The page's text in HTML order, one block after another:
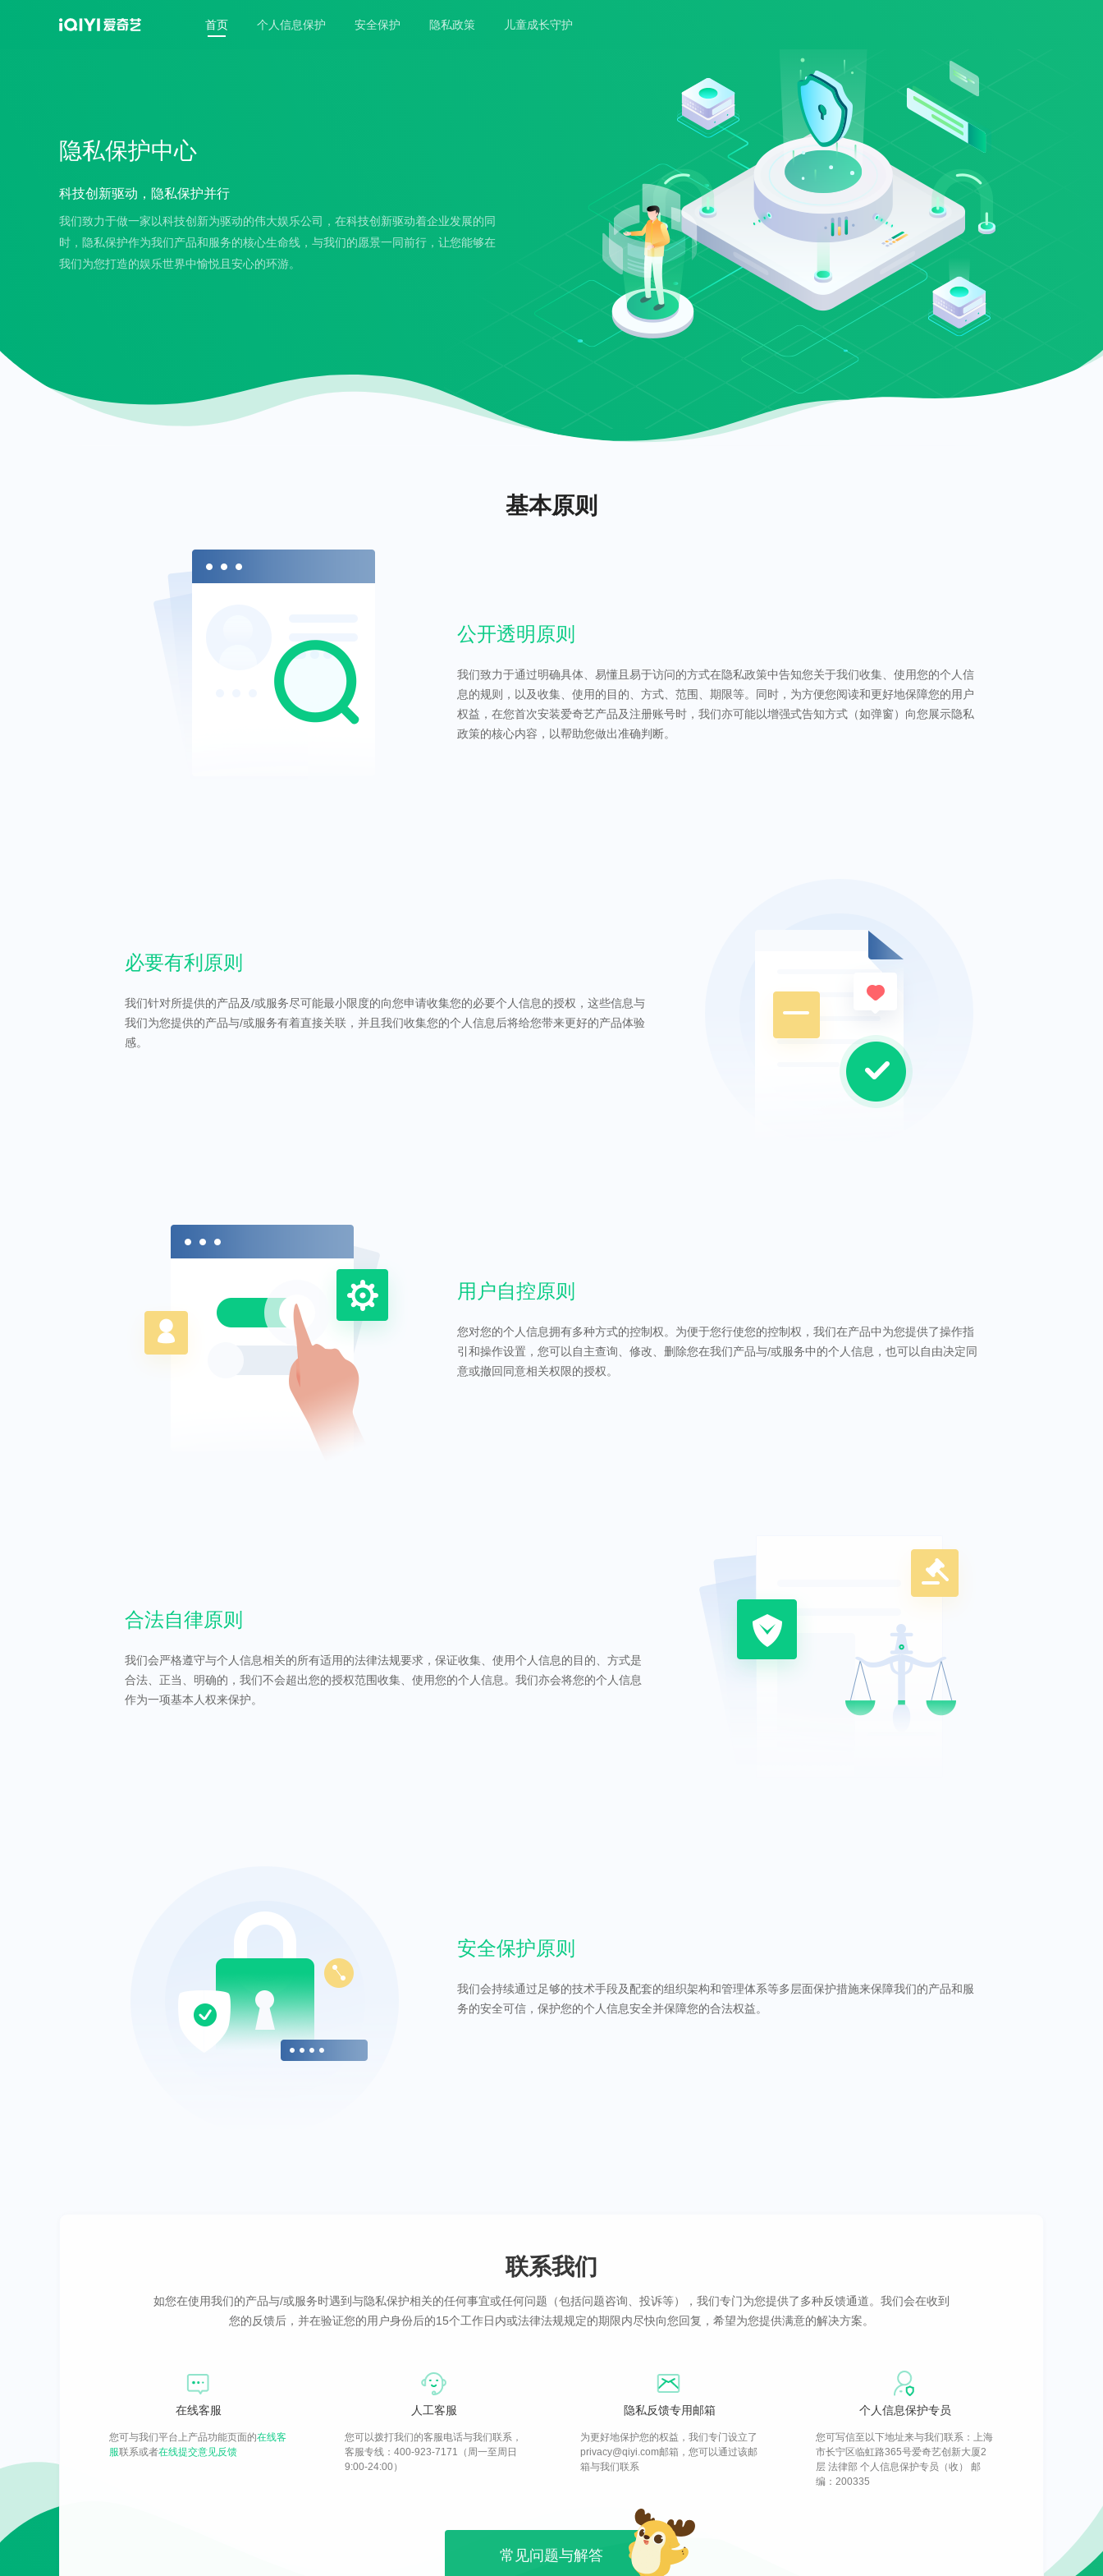
首页 个人信息保护 安全保护 隐私政策 儿童成长守护
隐私保护中心
科技创新驱动，隐私保护并行
我们致力于做一家以科技创新为驱动的伟大娱乐公司，在科技创新驱动着企业发展的同
时，隐私保护作为我们产品和服务的核心生命线，与我们的愿景一同前行，让您能够在
我们为您打造的娱乐世界中愉悦且安心的环游。
基本原则
公开透明原则
我们致力于通过明确具体、易懂且易于访问的方式在隐私政策中告知您关于我们收集、使用您的个人信
息的规则，以及收集、使用的目的、方式、范围、期限等。同时，为方便您阅读和更好地保障您的用户
权益，在您首次安装爱奇艺产品及注册账号时，我们亦可能以增强式告知方式（如弹窗）向您展示隐私
政策的核心内容，以帮助您做出准确判断。
必要有利原则
我们针对所提供的产品及/或服务尽可能最小限度的向您申请收集您的必要个人信息的授权，这些信息与
我们为您提供的产品与/或服务有着直接关联，并且我们收集您的个人信息后将给您带来更好的产品体验
感。
用户自控原则
您对您的个人信息拥有多种方式的控制权。为便于您行使您的控制权，我们在产品中为您提供了操作指
引和操作设置，您可以自主查询、修改、删除您在我们产品与/或服务中的个人信息，也可以自由决定同
意或撤回同意相关权限的授权。
合法自律原则
我们会严格遵守与个人信息相关的所有适用的法律法规要求，保证收集、使用个人信息的目的、方式是
合法、正当、明确的，我们不会超出您的授权范围收集、使用您的个人信息。我们亦会将您的个人信息
作为一项基本人权来保护。
安全保护原则
我们会持续通过足够的技术手段及配套的组织架构和管理体系等多层面保护措施来保障我们的产品和服
务的安全可信，保护您的个人信息安全并保障您的合法权益。
联系我们
如您在使用我们的产品与/或服务时遇到与隐私保护相关的任何事宜或任何问题（包括问题咨询、投诉等），我们专门为您提供了多种反馈通道。我们会在收到
您的反馈后，并在验证您的用户身份后的15个工作日内或法律法规规定的期限内尽快向您回复，希望为您提供满意的解决方案。
在线客服
您可与我们平台上产品功能页面的在线客
服联系或者在线提交意见反馈
人工客服
您可以拨打我们的客服电话与我们联系，
客服专线：400-923-7171（周一至周日
9:00-24:00）
隐私反馈专用邮箱
为更好地保护您的权益，我们专门设立了
privacy@qiyi.com邮箱，您可以通过该邮
箱与我们联系
个人信息保护专员
您可写信至以下地址来与我们联系：上海
市长宁区临虹路365号爱奇艺创新大厦2
层 法律部 个人信息保护专员（收） 邮
编：200335
常见问题与解答